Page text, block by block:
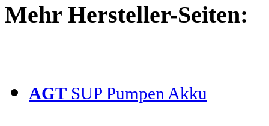
Mehr Hersteller-Seiten:
AGT SUP Pumpen Akku